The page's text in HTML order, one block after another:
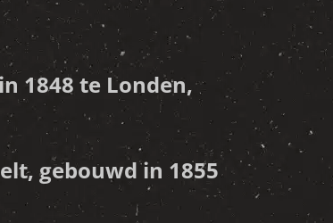
1848 te Londen,
gebouwd in 1855